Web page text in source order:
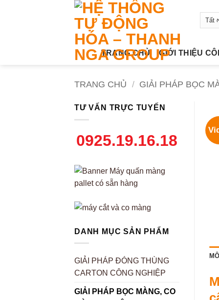
TRANG CHỦ
GIỚI THIỆU
TRANG CHỦ / GIẢI PHÁP BỌC
TƯ VẤN TRỰC TUYẾN
0925.19.16.18
DANH MỤC SẢN PHẨM
GIẢI PHÁP ĐÓNG THÙNG
CARTON CÔNG NGHIỆP
GIẢI PHÁP BỌC MÀNG, CO